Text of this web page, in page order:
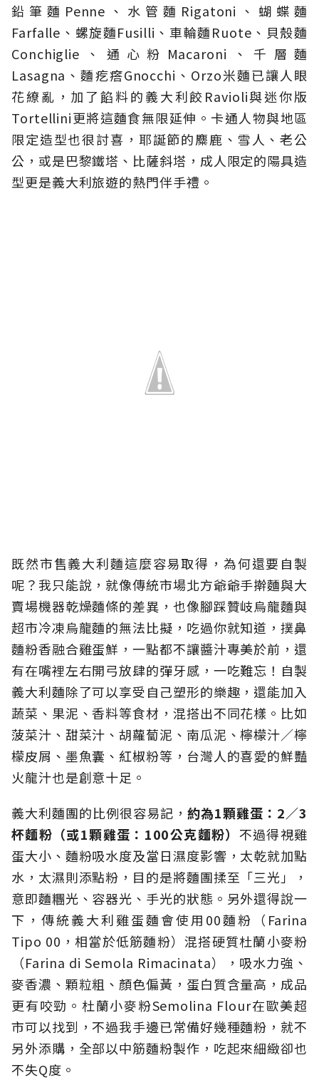
鉛筆麵Penne、水管麵Rigatoni、蝴蝶麵
Farfalle、螺旋麵Fusilli、車輪麵Ruote、貝殼麵
Conchiglie、通心粉Macaroni、千層麵
Lasagna、麵疙瘩Gnocchi、Orzo米麵已讓人眼
花繚亂，加了餡料的義大利餃Ravioli與迷你版
Tortellini更將這麵食無限延伸。卡通人物與地區
限定造型也很討喜，耶誕節的麋鹿、雪人、老公
公，或是巴黎鐵塔、比薩斜塔，成人限定的陽具造
型更是義大利旅遊的熱門伴手禮。
既然市售義大利麵這麼容易取得，為何還要自製
呢？我只能說，就像傳統市場北方爺爺手擀麵與大
賣場機器乾燥麵條的差異，也像腳踩贊岐烏龍麵與
超市冷凍烏龍麵的無法比擬，吃過你就知道，撲鼻
麵粉香融合雞蛋鮮，一點都不讓醬汁專美於前，還
有在嘴裡左右開弓放肆的彈牙感，一吃難忘！自製
義大利麵除了可以享受自己塑形的樂趣，還能加入
蔬菜、果泥、香料等食材，混搭出不同花樣。比如
菠菜汁、甜菜汁、胡蘿蔔泥、南瓜泥、檸檬汁／檸
檬皮屑、墨魚囊、紅椒粉等，台灣人的喜愛的鮮豔
火龍汁也是創意十足。
義大利麵團的比例很容易記，約為1顆雞蛋：2／3
杯麵粉（或1顆雞蛋：100公克麵粉） 不過得視雞
蛋大小、麵粉吸水度及當日濕度影響，太乾就加點
水，太濕則添點粉，目的是將麵團揉至「三光」，
意即麵糰光、容器光、手光的狀態。另外還得說一
下，傳統義大利雞蛋麵會使用00麵粉（Farina
Tipo 00，相當於低筋麵粉）混搭硬質杜蘭小麥粉
（Farina di Semola Rimacinata），吸水力強、
麥香濃、顆粒粗、顏色偏黃，蛋白質含量高，成品
更有咬勁。杜蘭小麥粉Semolina Flour在歐美超
市可以找到，不過我手邊已常備好幾種麵粉，就不
另外添購，全部以中筋麵粉製作，吃起來細緻卻也
不失Q度。